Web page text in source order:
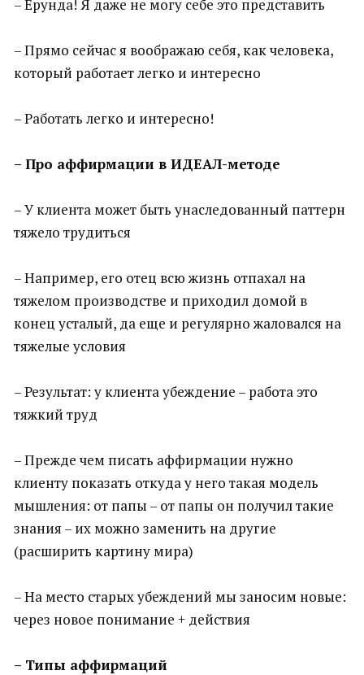
– Ерунда! Я даже не могу себе это представить
– Прямо сейчас я воображаю себя, как человека,
который работает легко и интересно
– Работать легко и интересно!
– Про аффирмации в ИДЕАЛ-методе
– У клиента может быть унаследованный паттерн
тяжело трудиться
– Например, его отец всю жизнь отпахал на
тяжелом производстве и приходил домой в
конец усталый, да еще и регулярно жаловался на
тяжелые условия
– Результат: у клиента убеждение – работа это
тяжкий труд
– Прежде чем писать аффирмации нужно
клиенту показать откуда у него такая модель
мышления: от папы – от папы он получил такие
знания – их можно заменить на другие
(расширить картину мира)
– На место старых убеждений мы заносим новые:
через новое понимание + действия
– Типы аффирмаций